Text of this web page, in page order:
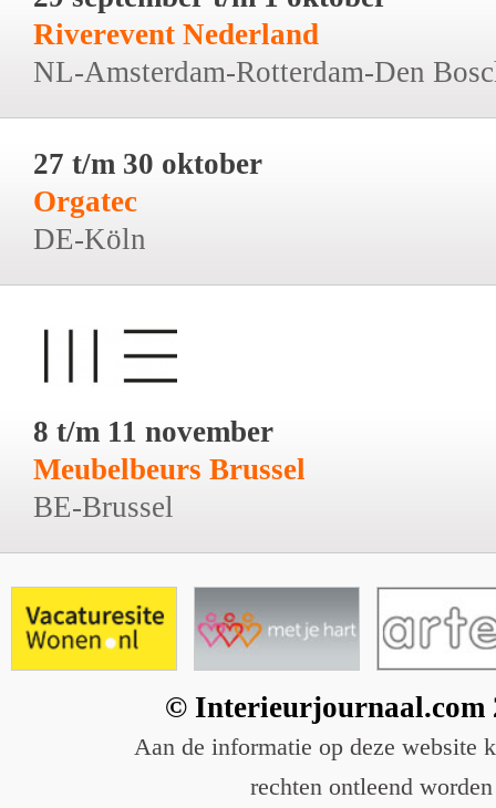
Riverevent Nederland
NL-Amsterdam-Rotterdam-Den
27 t/m 30 oktober
Orgatec
DE-Köln
8 t/m 11 november
Meubelbeurs Brussel
BE-Brussel
© Interieurjournaal.com
Aan de informatie op deze website
rechten ontleend worden